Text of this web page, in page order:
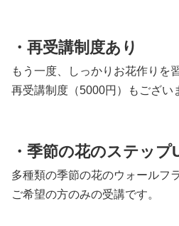
・再受講制度あり
もう一度、しっかりお花作りを
再受講制度（5000円）もござい
・季節の花のステップ
多種類の季節の花のウォールフ
ご希望の方のみの受講です。